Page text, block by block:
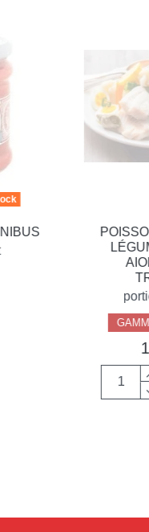
POISSON
LÉGUMES
AIOLI-
portion de
GAMME
11,90